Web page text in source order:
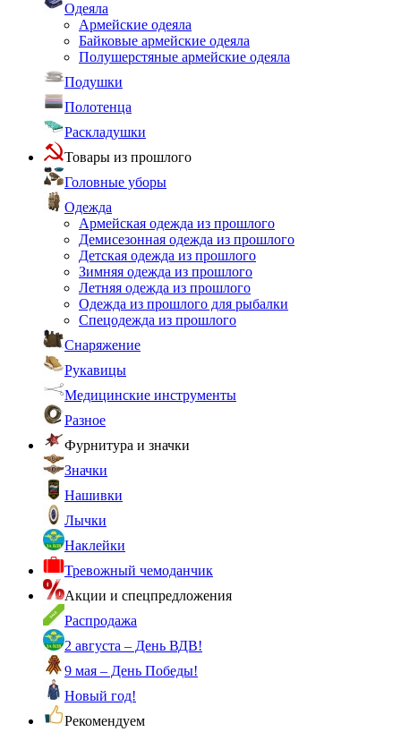
Одеяла
Армейские одеяла
Байковые армейские одеяла
Полушерстяные армейские одеяла
Подушки
Полотенца
Раскладушки
Товары из прошлого
Головные уборы
Одежда
Армейская одежда из прошлого
Демисезонная одежда из прошлого
Детская одежда из прошлого
Зимняя одежда из прошлого
Летняя одежда из прошлого
Одежда из прошлого для рыбалки
Спецодежда из прошлого
Снаряжение
Рукавицы
Медицинские инструменты
Разное
Фурнитура и значки
Значки
Нашивки
Лычки
Наклейки
Тревожный чемоданчик
Акции и спецпредложения
Распродажа
2 августа – День ВДВ!
9 мая – День Победы!
Новый год!
Рекомендуем